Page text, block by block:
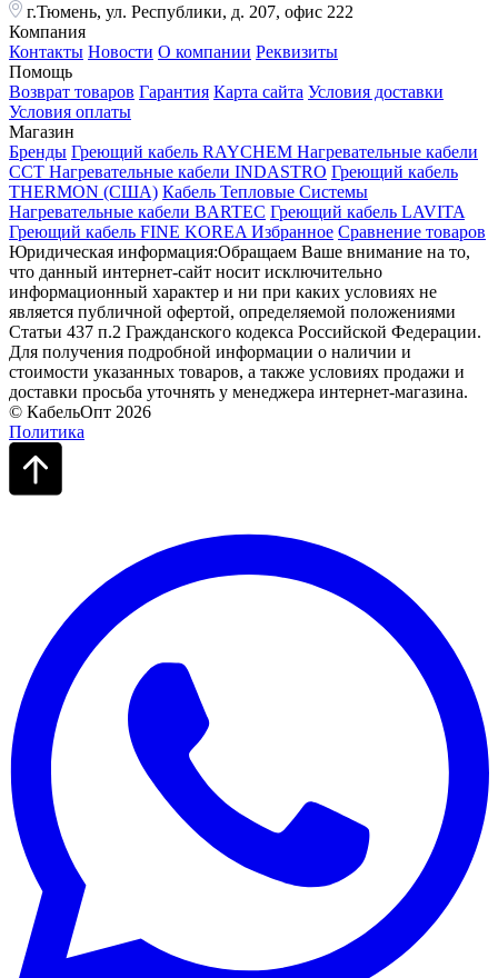
г.Тюмень, ул. Республики, д. 207, офис 222
Компания
Контакты Новости О компании Реквизиты
Помощь
Возврат товаров Гарантия Карта сайта Условия доставки
Условия оплаты
Магазин
Бренды Греющий кабель RAYCHEM Нагревательные кабели
ССТ Нагревательные кабели INDASTRO Греющий кабель
THERMON (США) Кабель Тепловые Системы
Нагревательные кабели BARTEC Греющий кабель LAVITA
Греющий кабель FINE KOREA Избранное Сравнение товаров
Юридическая информация:Обращаем Ваше внимание на то,
что данный интернет-сайт носит исключительно
информационный характер и ни при каких условиях не
является публичной офертой, определяемой положениями
Статьи 437 п.2 Гражданского кодекса Российской Федерации.
Для получения подробной информации о наличии и
стоимости указанных товаров, а также условиях продажи и
доставки просьба уточнять у менеджера интернет-магазина.
© КабельОпт 2026
Политика